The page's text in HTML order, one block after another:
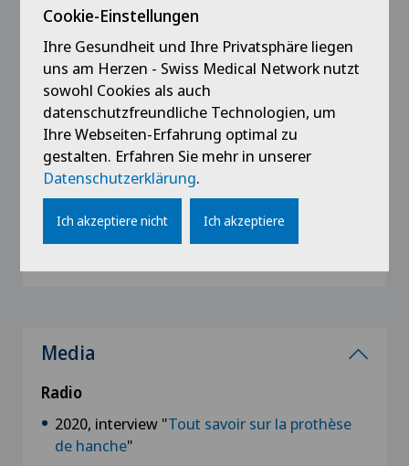
2000
Diplôme de la Societé Suisse d'Orthopédie
2000
Titre de spécialiste FMH en chirurgie
orthopédique
Media
Radio
2020, interview "Tout savoir sur la prothèse
de hanche"
Cookie-Einstellungen
Ihre Gesundheit und Ihre Privatsphäre liegen
uns am Herzen - Swiss Medical Network nutzt
sowohl Cookies als auch
datenschutzfreundliche Technologien, um
Ihre Webseiten-Erfahrung optimal zu
gestalten. Erfahren Sie mehr in unserer
Datenschutzerklärung.
Ich akzeptiere nicht Ich akzeptiere